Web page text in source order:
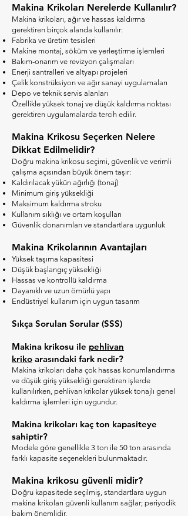
Makina Krikoları Nerelerde Kullanılır?
Makina krikoları, ağır ve hassas kaldırma
gerektiren birçok alanda kullanılır:
Fabrika ve üretim tesisleri
Makine montaj, söküm ve yerleştirme işlemleri
Bakım-onarım ve revizyon çalışmaları
Enerji santralleri ve altyapı projeleri
Çelik konstrüksiyon ve ağır sanayi uygulamaları
Depo ve teknik servis alanları
Özellikle yüksek tonaj ve düşük kaldırma noktası
gerektiren uygulamalarda tercih edilir.
Makina Krikosu Seçerken Nelere
Dikkat Edilmelidir?
Doğru makina krikosu seçimi, güvenlik ve verimli
çalışma açısından büyük önem taşır:
Kaldırılacak yükün ağırlığı (tonaj)
Minimum giriş yüksekliği
Maksimum kaldırma stroku
Kullanım sıklığı ve ortam koşulları
Güvenlik donanımları ve standartlara uygunluk
Makina Krikolarının Avantajları
Yüksek taşıma kapasitesi
Düşük başlangıç yüksekliği
Hassas ve kontrollü kaldırma
Dayanıklı ve uzun ömürlü yapı
Endüstriyel kullanım için uygun tasarım
Sıkça Sorulan Sorular (SSS)
Makina krikosu ile pehlivan
kriko arasındaki fark nedir?
Makina krikoları daha çok hassas konumlandırma
ve düşük giriş yüksekliği gerektiren işlerde
kullanılırken, pehlivan krikolar yüksek tonajlı genel
kaldırma işlemleri için uygundur.
Makina krikoları kaç ton kapasiteye
sahiptir?
Modele göre genellikle 3 ton ile 50 ton arasında
farklı kapasite seçenekleri bulunmaktadır.
Makina krikosu güvenli midir?
Doğru kapasitede seçilmiş, standartlara uygun
makina krikoları güvenli kullanım sağlar; periyodik
bakım önemlidir.